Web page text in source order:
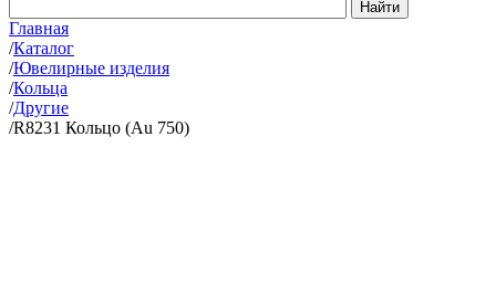
Главная
/Каталог
/Ювелирные изделия
/Кольца
/Другие
/R8231 Кольцо (Au 750)